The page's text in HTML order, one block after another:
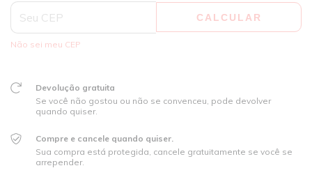
CALCULAR
Não sei meu CEP
Devolução gratuita
Se você não gostou ou não se convenceu, pode devolver
quando quiser.
Compre e cancele quando quiser.
Sua compra está protegida, cancele gratuitamente se você se
arrepender.